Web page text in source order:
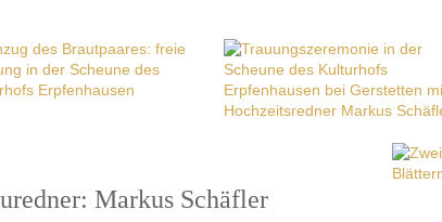
Markus Schäfler